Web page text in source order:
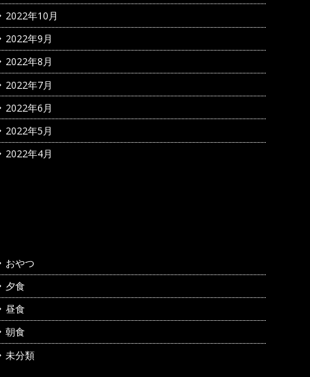
2022年10月
2022年9月
2022年8月
2022年7月
2022年6月
2022年5月
2022年4月
おやつ
夕食
昼食
朝食
未分類